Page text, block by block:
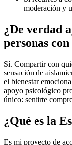
moderación y
¿De verdad
personas
Sí. Compartir con
sensación de
el bienestar
apoyo psicológico
único: sentirte
¿Qué es la
Es mi proyecto de